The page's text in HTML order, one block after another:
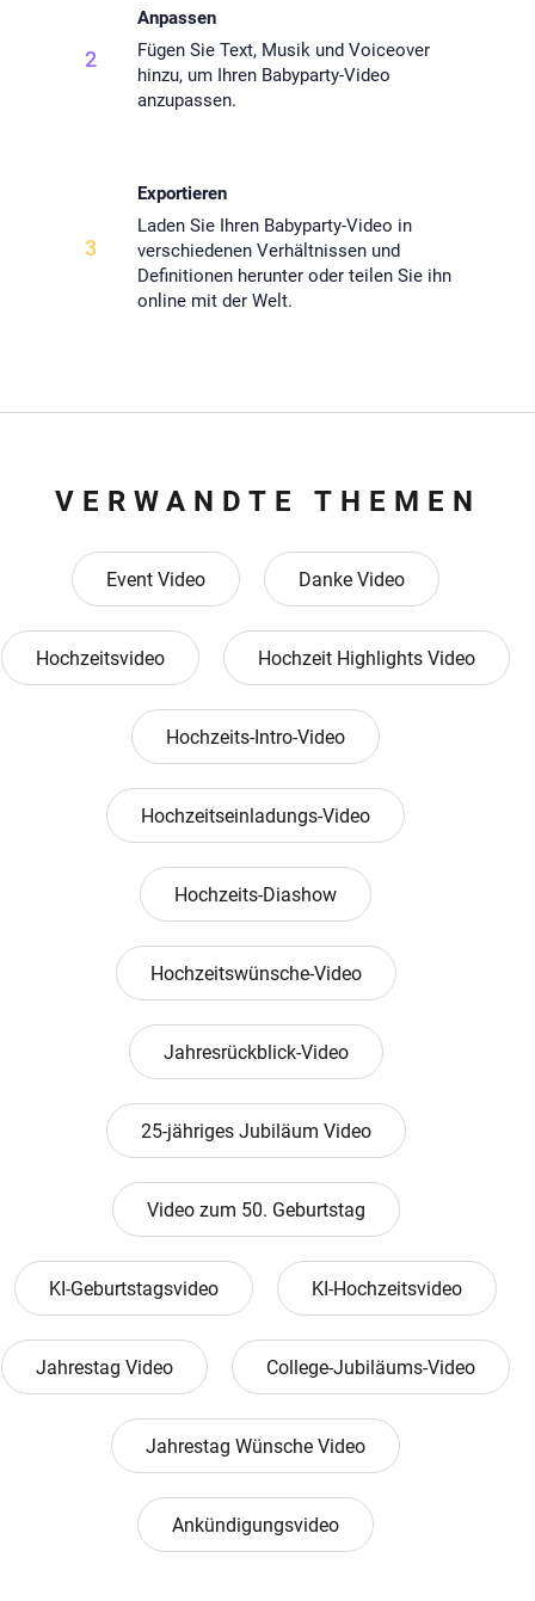
2
Anpassen
Fügen Sie Text, Musik und Voiceover
hinzu, um Ihren Babyparty-Video
anzupassen.
3
Exportieren
Laden Sie Ihren Babyparty-Video in
verschiedenen Verhältnissen und
Definitionen herunter oder teilen Sie ihn
online mit der Welt.
VERWANDTE THEMEN
Event Video Danke Video
Hochzeitsvideo Hochzeit Highlights Video
Hochzeits-Intro-Video
Hochzeitseinladungs-Video
Hochzeits-Diashow
Hochzeitswünsche-Video
Jahresrückblick-Video
25-jähriges Jubiläum Video
Video zum 50. Geburtstag
KI-Geburtstagsvideo KI-Hochzeitsvideo
Jahrestag Video College-Jubiläums-Video
Jahrestag Wünsche Video
Ankündigungsvideo